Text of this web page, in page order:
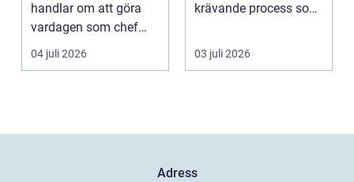
handlar om att göra
vardagen som chef
både mer h...
04 juli 2026
krävande process som
gång ell...
03 juli 2026
Adress